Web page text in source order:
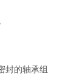
封的轴承组